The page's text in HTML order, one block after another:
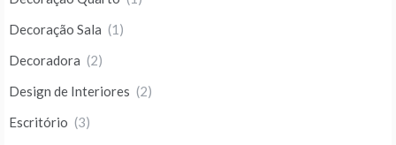
Decoração Sala (1)
Decoradora (2)
Design de Interiores (2)
Escritório (3)